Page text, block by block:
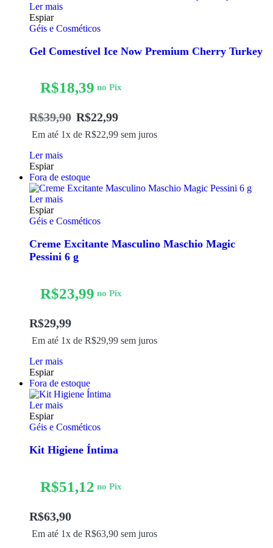
Ler mais
Espiar
Géis e Cosméticos
Gel Comestível Ice Now Premium Cherry Turkey
R$39,90 R$22,99
Em até 1x de R$22,99 sem juros
R$18,39 no Pix
Ler mais
Espiar
Fora de estoque
Ler mais
Espiar
Géis e Cosméticos
Creme Excitante Masculino Maschio Magic
Pessini 6 g
R$29,99
Em até 1x de R$29,99 sem juros
R$23,99 no Pix
Ler mais
Espiar
Fora de estoque
Ler mais
Espiar
Géis e Cosméticos
Kit Higiene Íntima
R$63,90
Em até 1x de R$63,90 sem juros
R$51,12 no Pix